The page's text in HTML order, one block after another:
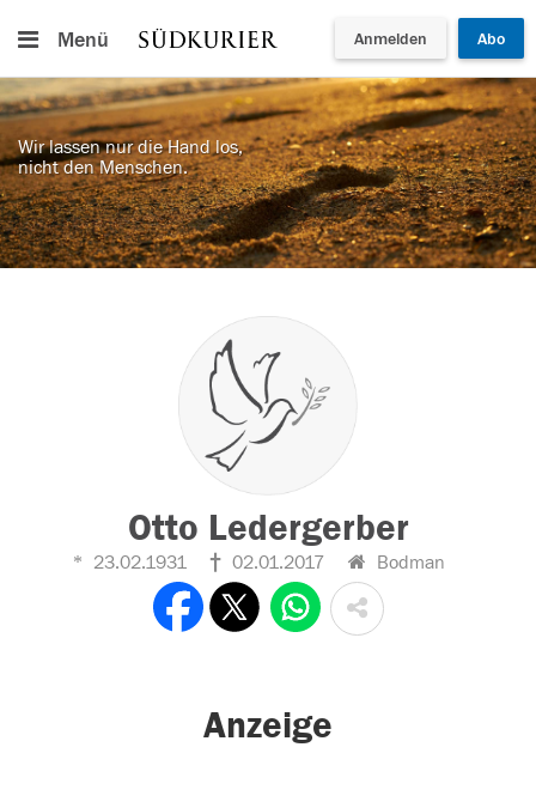
Menü Anmelden Abo
Wir lassen nur die Hand los,
nicht den Menschen.
Otto Ledergerber
23.02.1931 02.01.2017 Bodman
Anzeige